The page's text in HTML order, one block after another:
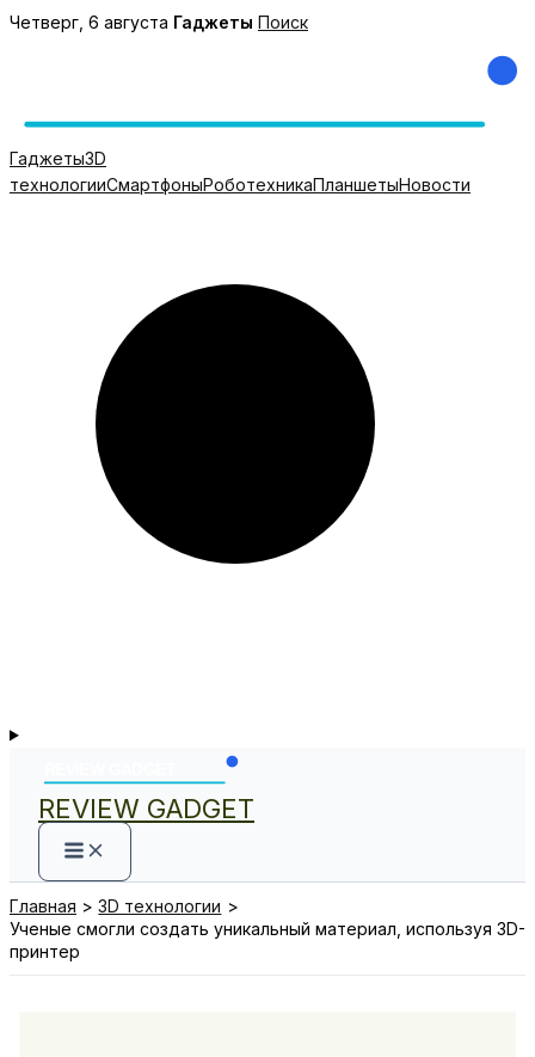
Перейти
Четверг, 6 августа Гаджеты Поиск
Гаджеты3D
технологииСмартфоныРоботехникаПланшетыНовости
REVIEW GADGET
Главная
3D технологии
Ученые смогли создать уникальный материал, используя 3D-
принтер